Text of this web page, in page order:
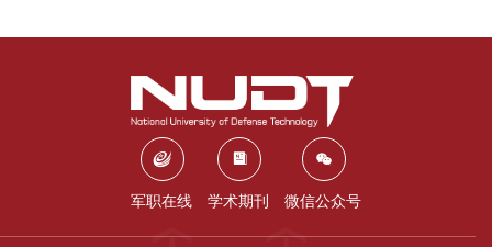
军职在线 学术期刊 微信公众号